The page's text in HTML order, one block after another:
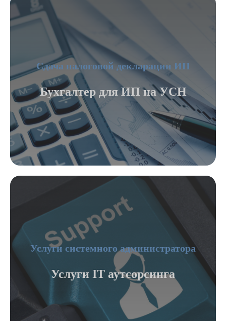
Сдача налоговой декларации ИП
Бухгалтер для ИП на УСН
Услуги системного администратора
Услуги IT аутсорсинга